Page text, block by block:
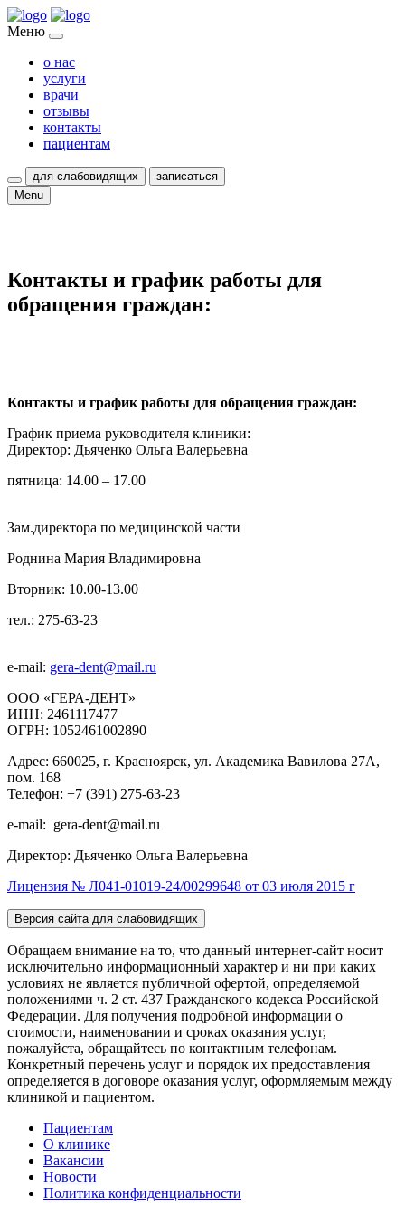
Меню
о нас
услуги
врачи
отзывы
контакты
пациентам
для слабовидящих
записаться
Menu
Контакты и график работы для
обращения граждан:
Контакты и график работы для обращения граждан:
График приема руководителя клиники:
Директор: Дьяченко Ольга Валерьевна
пятница: 14.00 – 17.00
Зам.директора по медицинской части
Роднина Мария Владимировна
Вторник: 10.00-13.00
тел.: 275-63-23
e-mail: gera-dent@mail.ru
ООО «ГЕРА-ДЕНТ»
ИНН: 2461117477
ОГРН: 1052461002890
Адрес: 660025, г. Красноярск, ул. Академика Вавилова 27А,
пом. 168
Телефон: +7 (391) 275-63-23
e-mail: gera-dent@mail.ru
Директор: Дьяченко Ольга Валерьевна
Лицензия № Л041-01019-24/00299648 от 03 июля 2015 г
Версия сайта для слабовидящих
Обращаем внимание на то, что данный интернет-сайт носит
исключительно информационный характер и ни при каких
условиях не является публичной офертой, определяемой
положениями ч. 2 ст. 437 Гражданского кодекса Российской
Федерации. Для получения подробной информации о
стоимости, наименовании и сроках оказания услуг,
пожалуйста, обращайтесь по контактным телефонам.
Конкретный перечень услуг и порядок их предоставления
определяется в договоре оказания услуг, оформляемым между
клиникой и пациентом.
Пациентам
О клинике
Вакансии
Новости
Политика конфиденциальности